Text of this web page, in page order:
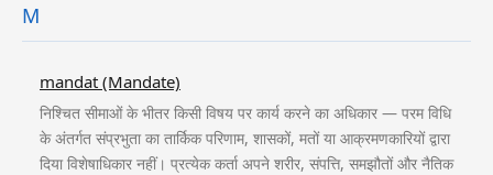
M
mandat (Mandate)
निश्चित सीमाओं के भीतर किसी विषय पर कार्य करने का अधिकार — परम विधि
के अंतर्गत संप्रभुता का तार्किक परिणाम, शासकों, मतों या आक्रमणकारियों द्वारा
दिया विशेषाधिकार नहीं। प्रत्येक कर्ता अपने शरीर, संपत्ति, समझौतों और नैतिक